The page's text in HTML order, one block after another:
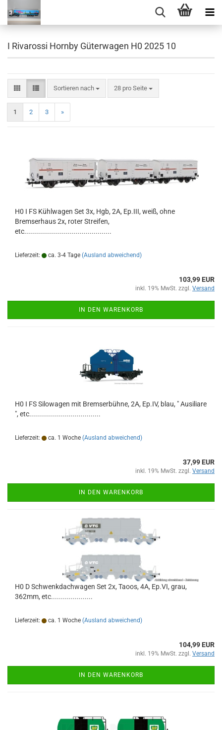
I Rivarossi Hornby Güterwagen H0 2025 10
Sortieren nach
Sortieren nach 28 pro Seite
pro Seite
1 2 3 »
H0 I FS Kühlwagen Set 3x, Hgb, 2A, Ep.III, weiß, ohne
Bremserhaus 2x, roter Streifen,
etc............................................
Lieferzeit: ca. 3-4 Tage (Ausland abweichend)
103,99 EUR
inkl. 19% MwSt. zzgl. Versand
IN DEN WARENKORB
H0 I FS Silowagen mit Bremserbühne, 2A, Ep.IV, blau, " Ausiliare
", etc....................................
Lieferzeit: ca. 1 Woche (Ausland abweichend)
37,99 EUR
inkl. 19% MwSt. zzgl. Versand
IN DEN WARENKORB
H0 D Schwenkdachwagen Set 2x, Taoos, 4A, Ep.VI, grau,
362mm, etc.....................
Lieferzeit: ca. 1 Woche (Ausland abweichend)
104,99 EUR
inkl. 19% MwSt. zzgl. Versand
IN DEN WARENKORB